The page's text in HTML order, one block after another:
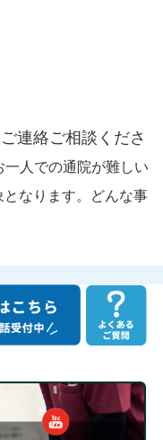
連絡ご相談くださ
人での通院が難しい
なります。どんな事